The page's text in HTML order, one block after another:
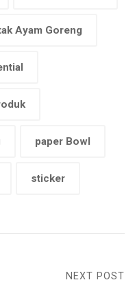
Ayam Goreng
paper Bowl
sticker
NEXT POST